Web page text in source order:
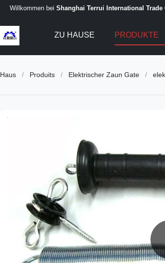
Willkommen bei Shanghai Terrui International Trade
ZU HAUSE PRODUKTE
Haus / Produits / Elektrischer Zaun Gate /